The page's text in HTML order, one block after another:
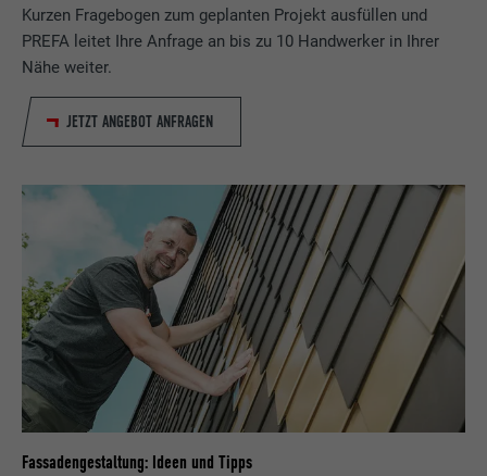
Kurzen Fragebogen zum geplanten Projekt ausfüllen und
PREFA leitet Ihre Anfrage an bis zu 10 Handwerker in Ihrer
Nähe weiter.
JETZT ANGEBOT ANFRAGEN
Fassadengestaltung: Ideen und Tipps